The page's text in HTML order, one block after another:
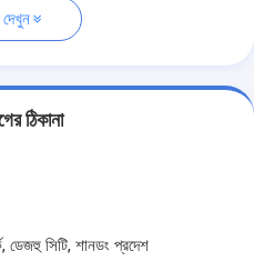
ঠিকানা
ডেজহু সিটি, শানডং প্রদেশ